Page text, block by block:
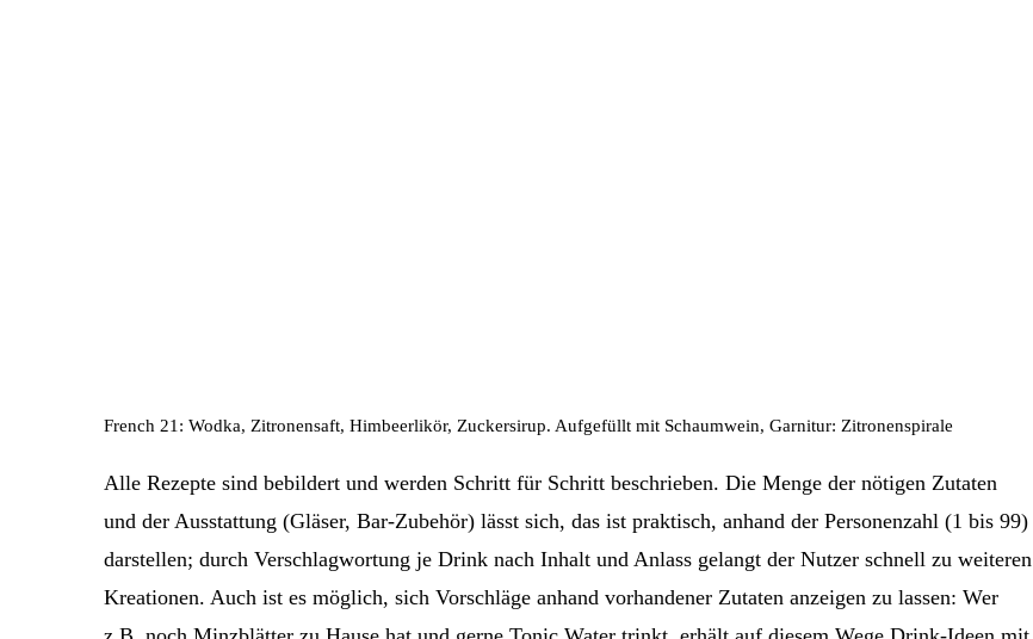
French 21: Wodka, Zitronensaft, Himbeerlikör, Zuckersirup. Aufgefüllt mit Schaumwein, Garnitur: Zitronenspirale
Alle Rezepte sind bebildert und werden Schritt für Schritt beschrieben. Die Menge der nötigen Zutaten
und der Ausstattung (Gläser, Bar-Zubehör) lässt sich, das ist praktisch, anhand der Personenzahl (1 bis 99)
darstellen; durch Verschlagwortung je Drink nach Inhalt und Anlass gelangt der Nutzer schnell zu weiteren
Kreationen. Auch ist es möglich, sich Vorschläge anhand vorhandener Zutaten anzeigen zu lassen: Wer